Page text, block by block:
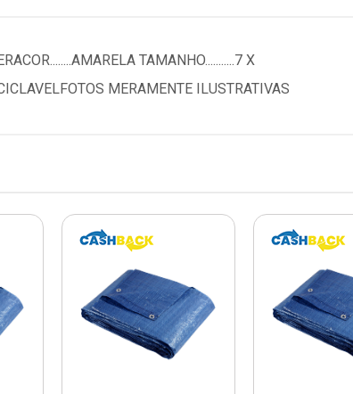
TAMANHO...........7 X
MERAMENTE ILUSTRATIVAS